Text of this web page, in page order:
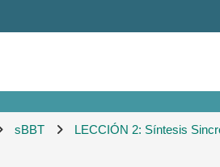
sBBT LECCIÓN 2: Síntesis